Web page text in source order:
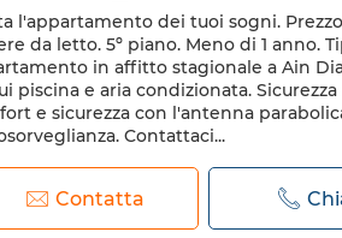
rinforzata
Cucina attrezzata
Forno a microonde
Internet
l'appartamento dei tuoi sogni. Prezzo
da letto. 5º piano. Meno di 1 anno.
in affitto stagionale a Ain
piscina e aria condizionata.
e sicurezza con l'antenna
Contattaci...
Contatta